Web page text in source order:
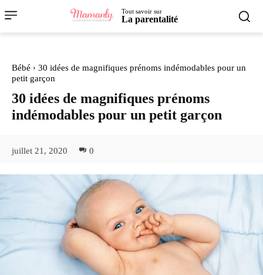
Tout savoir sur
La parentalité
Bébé
30 idées de magnifiques prénoms indémodables pour un
petit garçon
30 idées de magnifiques prénoms
indémodables pour un petit garçon
juillet 21, 2020 0